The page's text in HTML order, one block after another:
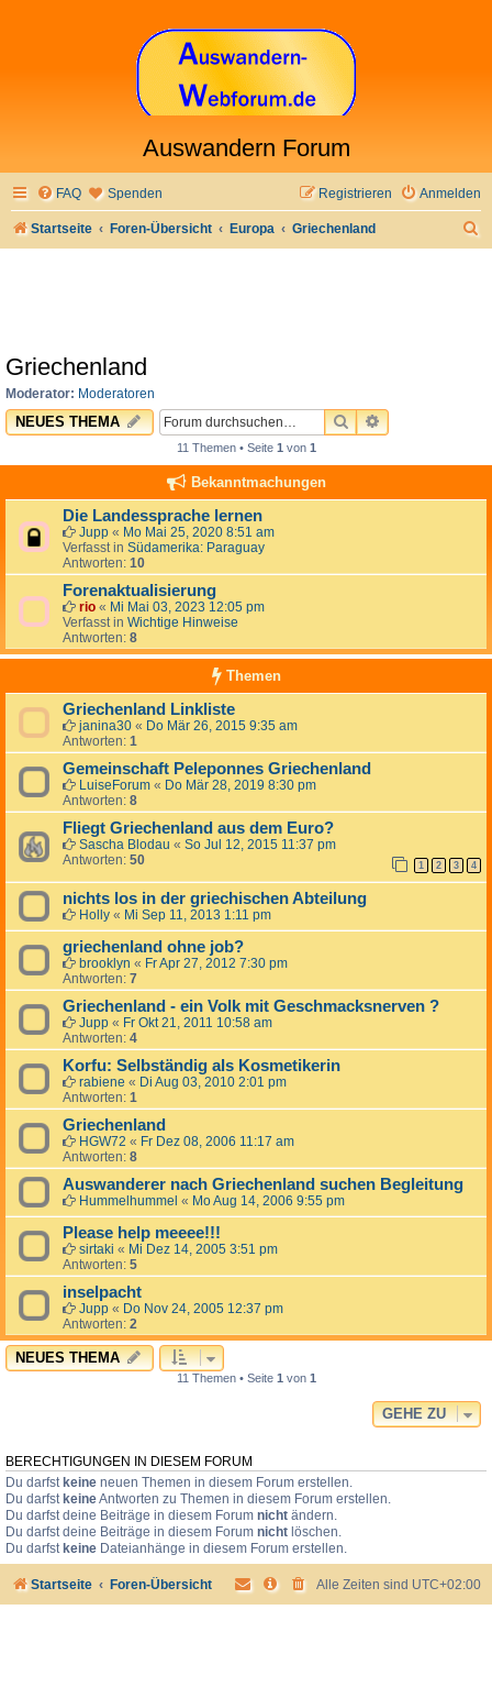
Auswandern Forum
FAQ Spenden Anmelden
Registrieren
Startseite Foren-Übersicht Europa Griechenland
Griechenland
Moderator: Moderatoren
NEUES THEMA SUCHEERWEITERTE
11 Themen • Seite 1von 1
Bekanntmachungen
Die Landessprache lernen
Jupp « Mo Mai 25, 2020 8:51 am
Verfasst in Südamerika: Paraguay
Antworten: 10
Forenaktualisierung
rio « Mi Mai 03, 2023 12:05 pm
Verfasst in Wichtige Hinweise
Antworten: 8
Themen
Griechenland Linkliste
janina30 « Do Mär 26, 2015 9:35 am
Antworten: 1
Gemeinschaft Peleponnes Griechenland
LuiseForum « Do Mär 28, 2019 8:30 pm
Antworten: 8
Fliegt Griechenland aus dem Euro?
Sascha Blodau « So Jul 12, 2015 11:37 pm
Antworten: 50 1 2 3 4
nichts los in der griechischen Abteilung
Holly « Mi Sep 11, 2013 1:11 pm
griechenland ohne job?
brooklyn « Fr Apr 27, 2012 7:30 pm
Antworten: 7
Griechenland - ein Volk mit Geschmacksnerven ?
Jupp « Fr Okt 21, 2011 10:58 am
Antworten: 4
Korfu: Selbständig als Kosmetikerin
rabiene « Di Aug 03, 2010 2:01 pm
Antworten: 1
Griechenland
HGW72 « Fr Dez 08, 2006 11:17 am
Antworten: 8
Auswanderer nach Griechenland suchen Begleitung
Hummelhummel « Mo Aug 14, 2006 9:55 pm
Please help meeee!!!
sirtaki « Mi Dez 14, 2005 3:51 pm
Antworten: 5
inselpacht
Jupp « Do Nov 24, 2005 12:37 pm
Antworten: 2
NEUES THEMA
11 Themen • Seite 1 von 1
GEHE ZU
BERECHTIGUNGEN IN DIESEM FORUM
Du darfst keine neuen Themen in diesem Forum erstellen.
Du darfst keineAntworten zu Themen in diesem Forum erstellen.
Du darfst deine Beiträge in diesem Forum nicht ändern.
Du darfst deine Beiträge in diesem Forum nicht löschen.
Du darfst keine Dateianhänge in diesem Forum erstellen.
Startseite Foren-Übersicht Alle Zeiten sind UTC+02:00